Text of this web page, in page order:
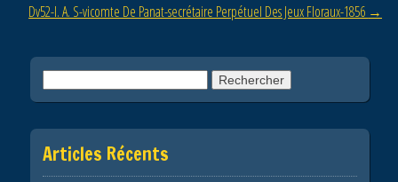
k
Dv52-l. A. S-vicomte De Panat-secrétaire Perpétuel Des Jeux Floraux-1856 →
Articles Récents